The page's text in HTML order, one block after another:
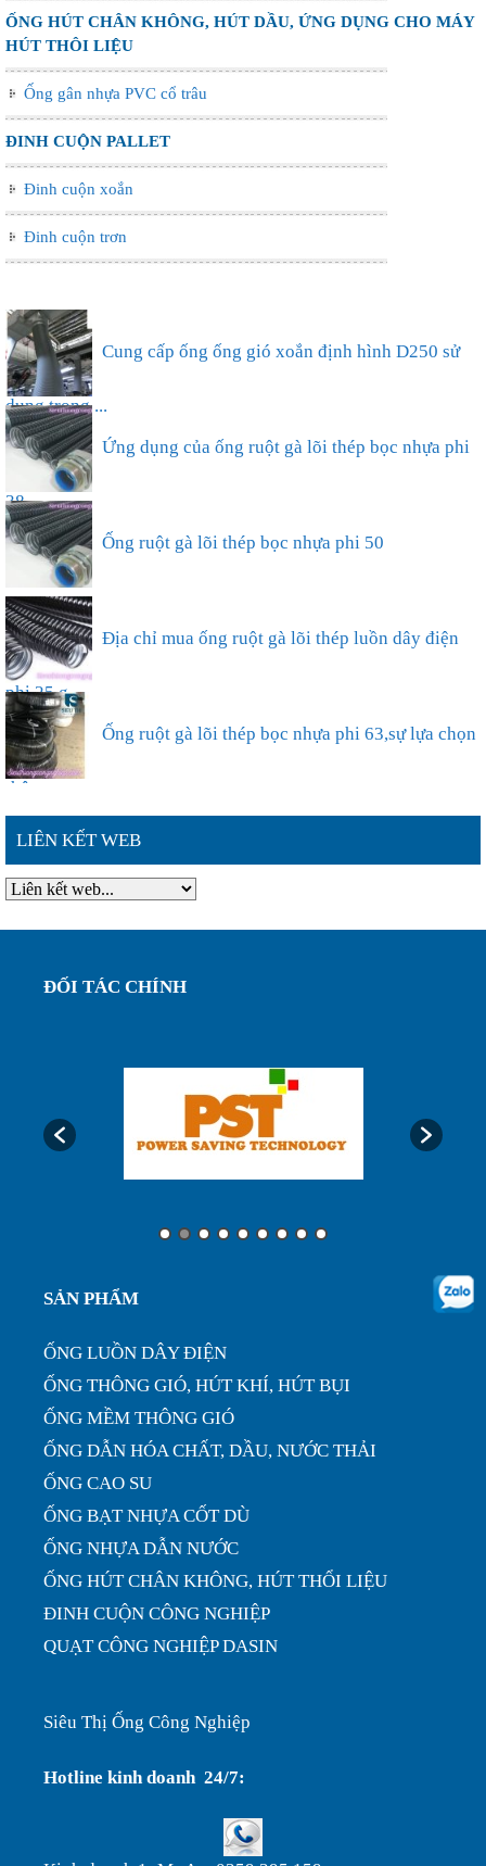
ỐNG HÚT CHÂN KHÔNG, HÚT DẦU, ỨNG DỤNG CHO MÁY
HÚT THÔI LIỆU
Ống gân nhựa PVC cổ trâu
ĐINH CUỘN PALLET
Đinh cuộn xoắn
Đinh cuộn trơn
nhà xưở...
dụng trong ...
38...
phi 25 g...
thông ...
Đặc điểm nổi bật của ống ruột gà lõi thép bọc
Ưu điểm của ống nhựa xếp định hình phi 200...
Ống nhựa xếp điều hòa phi 75, thông gió làm mát
nhà xưở...
LIÊN KẾT WEB
ĐỐI TÁC CHÍNH
SẢN PHẨM
ỐNG LUỒN DÂY ĐIỆN
ỐNG THÔNG GIÓ, HÚT KHÍ, HÚT BỤI
ỐNG MỀM THÔNG GIÓ
ỐNG DẪN HÓA CHẤT, DẦU, NƯỚC THẢI
ỐNG CAO SU
ỐNG BẠT NHỰA CỐT DÙ
ỐNG NHỰA DẪN NƯỚC
ỐNG HÚT CHÂN KHÔNG, HÚT THỔI LIỆU
ĐINH CUỘN CÔNG NGHIỆP
QUẠT CÔNG NGHIỆP DASIN
Siêu Thị Ống Công Nghiệp
Hotline kinh doanh 24/7: